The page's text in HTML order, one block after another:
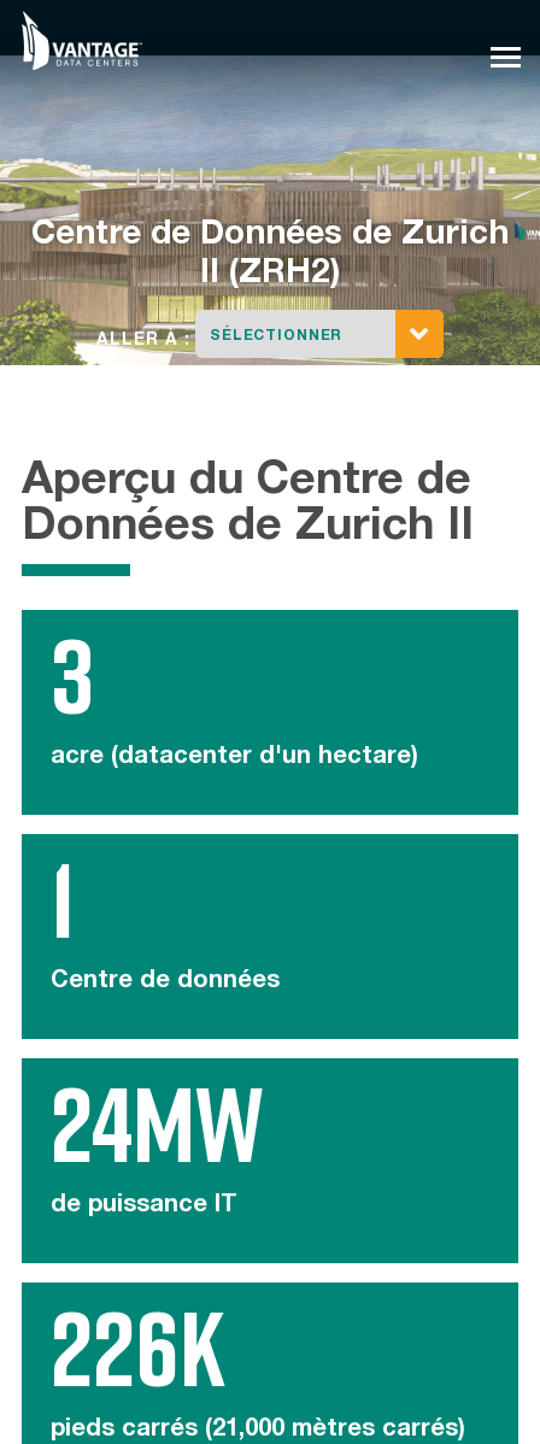
Skip
content
Centre de Donnéesde Zurich
II (ZRH2)
ALLER À : SÉLECTIONNER
Aperçu du Centre de
Données de Zurich II
3
acre (datacenter d'un hectare)
1
Centre de données
24MW
de puissance IT
226K
pieds carrés (21,000 mètres carrés)